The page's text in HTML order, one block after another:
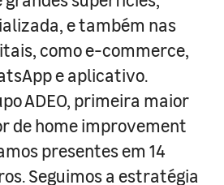
e também nas
como e-commerce,
e aplicativo.
ADEO, primeira maior
de home improvement
presentes em 14
Seguimos a estratégia